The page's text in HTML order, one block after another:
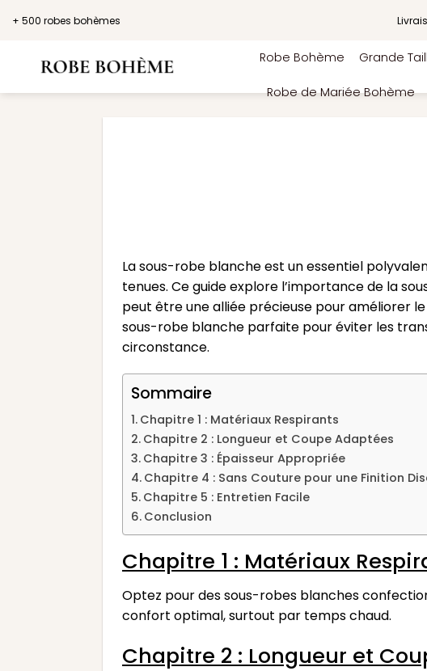
+ 500 robes bohèmes
Robe Bohème Grande
Robe de Mariée Bohème
La sous-robe blanche est un essentiel
tenues. Ce guide explore l’importance de la
peut être une alliée précieuse pour améliorer
sous-robe blanche parfaite pour éviter les
circonstance.
Sommaire
Chapitre 1 : Matériaux Respirants
Chapitre 2 : Longueur et Coupe Adaptées
Chapitre 3 : Épaisseur Appropriée
Chapitre 4 : Sans Couture pour une Finition
Chapitre 5 : Entretien Facile
Conclusion
Chapitre 1 : Matériaux
Optez pour des sous-robes blanches
confort optimal, surtout par temps chaud.
Chapitre 2 : Longueur et